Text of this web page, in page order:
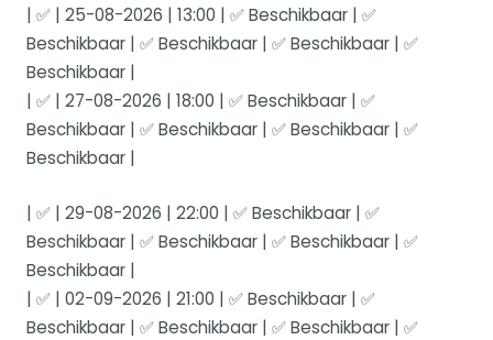
| ✅ | 25-08-2026 | 13:00 | ✅ Beschikbaar | ✅
Beschikbaar | ✅ Beschikbaar | ✅ Beschikbaar | ✅
Beschikbaar |
| ✅ | 27-08-2026 | 18:00 | ✅ Beschikbaar | ✅
Beschikbaar | ✅ Beschikbaar | ✅ Beschikbaar | ✅
Beschikbaar |
| ✅ | 29-08-2026 | 22:00 | ✅ Beschikbaar | ✅
Beschikbaar | ✅ Beschikbaar | ✅ Beschikbaar | ✅
Beschikbaar |
| ✅ | 02-09-2026 | 21:00 | ✅ Beschikbaar | ✅
Beschikbaar | ✅ Beschikbaar | ✅ Beschikbaar | ✅